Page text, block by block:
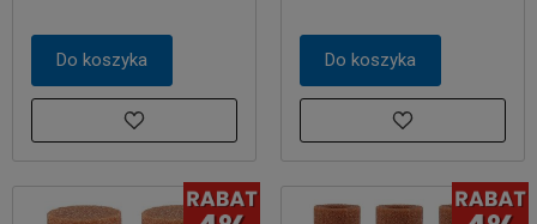
Do koszyka Do koszyka